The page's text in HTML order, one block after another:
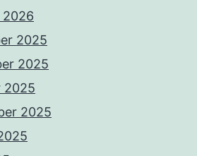
2026
2025
2025
2025
2025